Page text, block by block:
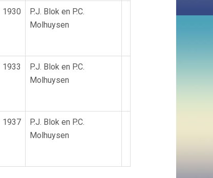
1930
P.J. Blok en P.C.
Molhuysen
1933
P.J. Blok en P.C.
Molhuysen
1937
P.J. Blok en P.C.
Molhuysen